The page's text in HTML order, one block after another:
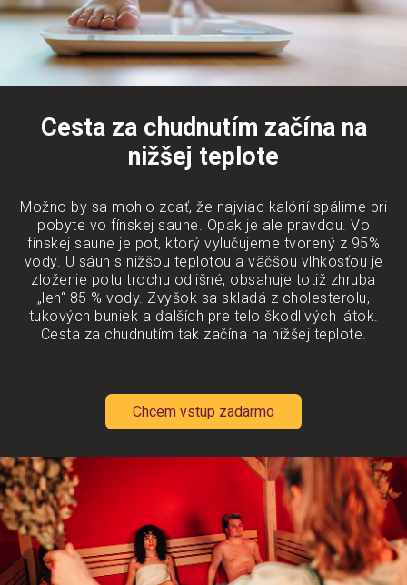
Cesta za chudnutím začína na
nižšej teplote
Možno by sa mohlo zdať, že najviac kalórií spálime pri
pobyte vo fínskej saune. Opak je ale pravdou. Vo
fínskej saune je pot, ktorý vylučujeme tvorený z 95%
vody. U sáun s nižšou teplotou a väčšou vlhkosťou je
zloženie potu trochu odlišné, obsahuje totiž zhruba
„len“ 85 % vody. Zvyšok sa skladá z cholesterolu,
tukových buniek a ďalších pre telo škodlivých látok.
Cesta za chudnutím tak začína na nižšej teplote.
Chcem vstup zadarmo